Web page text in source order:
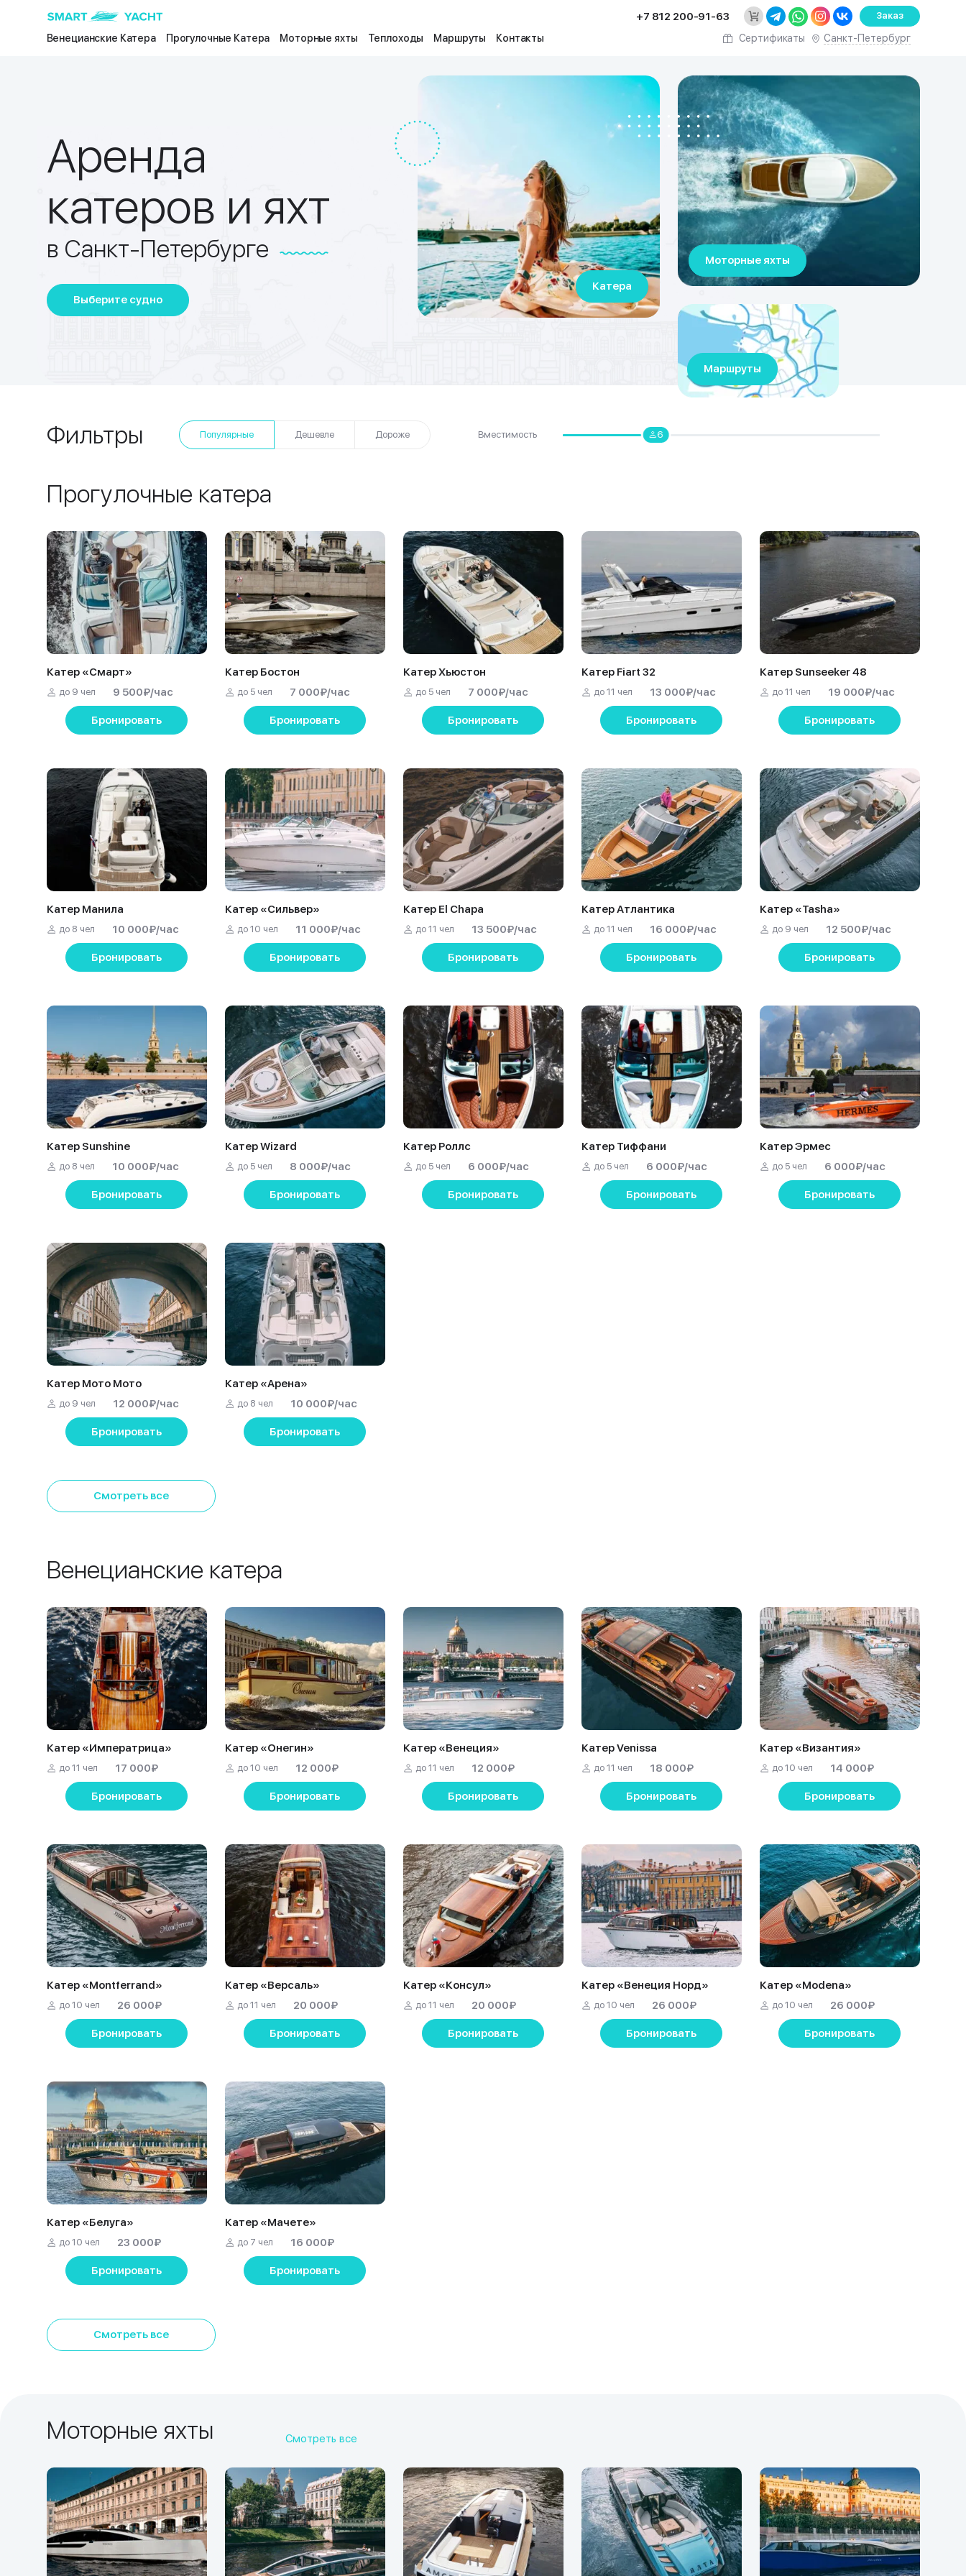
+7 812 200-91-63 Заказ
Венецианские Катера Прогулочные Катера Моторные яхты Теплоходы Маршруты Контакты Сертификаты Санкт-Петербург
Аренда
катеров и яхт
в Санкт-Петербурге
Выберите судно
Катера
Моторные яхты
Маршруты
Фильтры Популярные Дешевле Дороже Вместимость 6
Прогулочные катера
Катер «Смарт»
до 9 чел 9 500₽/час
Бронировать
Катер Бостон
до 5 чел 7 000₽/час
Бронировать
Катер Хьюстон
до 5 чел 7 000₽/час
Бронировать
Катер Fiart 32
до 11 чел 13 000₽/час
Бронировать
Катер Sunseeker 48
до 11 чел 19 000₽/час
Бронировать
Катер Манила
до 8 чел 10 000₽/час
Бронировать
Катер «Сильвер»
до 10 чел 11 000₽/час
Бронировать
Катер El Chapa
до 11 чел 13 500₽/час
Бронировать
Катер Атлантика
до 11 чел 16 000₽/час
Бронировать
Катер «Tasha»
до 9 чел 12 500₽/час
Бронировать
Катер Sunshine
до 8 чел 10 000₽/час
Бронировать
Катер Wizard
до 5 чел 8 000₽/час
Бронировать
Катер Роллс
до 5 чел 6 000₽/час
Бронировать
Катер Тиффани
до 5 чел 6 000₽/час
Бронировать
Катер Эрмес
до 5 чел 6 000₽/час
Бронировать
Катер Мото Мото
до 9 чел 12 000₽/час
Бронировать
Катер «Арена»
до 8 чел 10 000₽/час
Бронировать
Смотреть все
Венецианские катера
Катер «Императрица»
до 11 чел 17 000₽
Бронировать
Катер «Онегин»
до 10 чел 12 000₽
Бронировать
Катер «Венеция»
до 11 чел 12 000₽
Бронировать
Катер Venissa
до 11 чел 18 000₽
Бронировать
Катер «Византия»
до 10 чел 14 000₽
Бронировать
Катер «Montferrand»
до 10 чел 26 000₽
Бронировать
Катер «Версаль»
до 11 чел 20 000₽
Бронировать
Катер «Консул»
до 11 чел 20 000₽
Бронировать
Катер «Венеция Норд»
до 10 чел 26 000₽
Бронировать
Катер «Modena»
до 10 чел 26 000₽
Бронировать
Катер «Белуга»
до 10 чел 23 000₽
Бронировать
Катер «Мачете»
до 7 чел 16 000₽
Бронировать
Смотреть все
Моторные яхты Смотреть все